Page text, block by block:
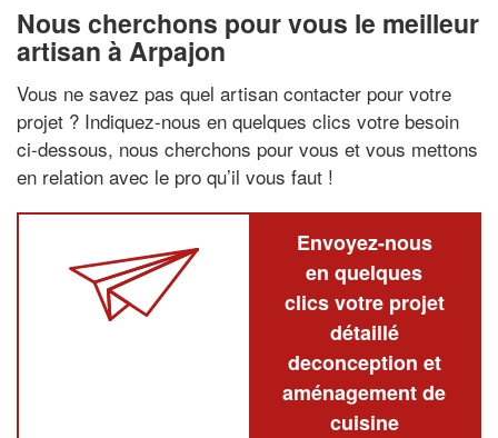
Nous cherchons pour vous le meilleur
artisan à Arpajon
Vous ne savez pas quel artisan contacter pour votre
projet ? Indiquez-nous en quelques clics votre besoin
ci-dessous, nous cherchons pour vous et vous mettons
en relation avec le pro qu’il vous faut !
Envoyez-nous
en quelques
clics votre projet
détaillé
deconception et
aménagement de
cuisine